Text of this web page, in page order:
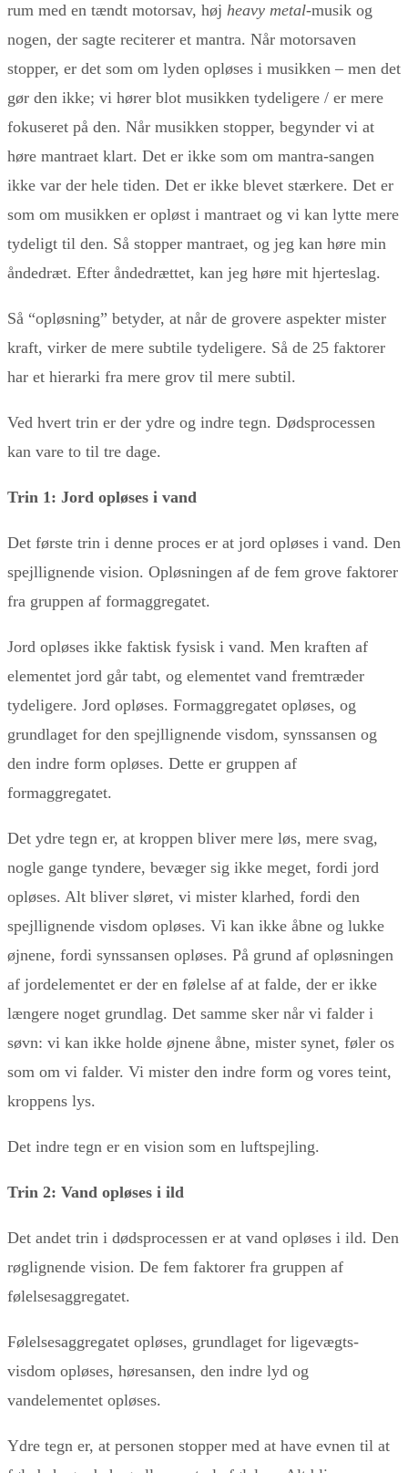
rum med en tændt motorsav, høj heavy metal-musik og
nogen, der sagte reciterer et mantra. Når motorsaven
stopper, er det som om lyden opløses i musikken – men det
gør den ikke; vi hører blot musikken tydeligere / er mere
fokuseret på den. Når musikken stopper, begynder vi at
høre mantraet klart. Det er ikke som om mantra-sangen
ikke var der hele tiden. Det er ikke blevet stærkere. Det er
som om musikken er opløst i mantraet og vi kan lytte mere
tydeligt til den. Så stopper mantraet, og jeg kan høre min
åndedræt. Efter åndedrættet, kan jeg høre mit hjerteslag.
Så “opløsning” betyder, at når de grovere aspekter mister
kraft, virker de mere subtile tydeligere. Så de 25 faktorer
har et hierarki fra mere grov til mere subtil.
Ved hvert trin er der ydre og indre tegn. Dødsprocessen
kan vare to til tre dage.
Trin 1: Jord opløses i vand
Det første trin i denne proces er at jord opløses i vand. Den
spejllignende vision. Opløsningen af de fem grove faktorer
fra gruppen af formaggregatet.
Jord opløses ikke faktisk fysisk i vand. Men kraften af
elementet jord går tabt, og elementet vand fremtræder
tydeligere. Jord opløses. Formaggregatet opløses, og
grundlaget for den spejllignende visdom, synssansen og
den indre form opløses. Dette er gruppen af
formaggregatet.
Det ydre tegn er, at kroppen bliver mere løs, mere svag,
nogle gange tyndere, bevæger sig ikke meget, fordi jord
opløses. Alt bliver sløret, vi mister klarhed, fordi den
spejllignende visdom opløses. Vi kan ikke åbne og lukke
øjnene, fordi synssansen opløses. På grund af opløsningen
af jordelementet er der en følelse af at falde, der er ikke
længere noget grundlag. Det samme sker når vi falder i
søvn: vi kan ikke holde øjnene åbne, mister synet, føler os
som om vi falder. Vi mister den indre form og vores teint,
kroppens lys.
Det indre tegn er en vision som en luftspejling.
Trin 2: Vand opløses i ild
Det andet trin i dødsprocessen er at vand opløses i ild. Den
røglignende vision. De fem faktorer fra gruppen af
følelsesaggregatet.
Følelsesaggregatet opløses, grundlaget for ligevægts-
visdom opløses, høresansen, den indre lyd og
vandelementet opløses.
Ydre tegn er, at personen stopper med at have evnen til at